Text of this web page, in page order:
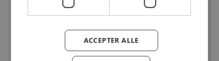
ACCEPTER ALLE